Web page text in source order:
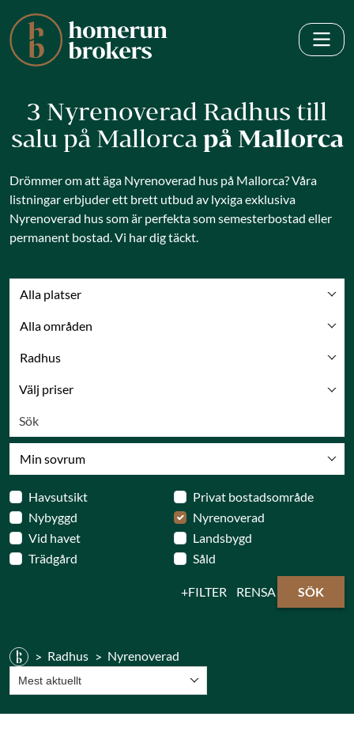
3 Nyrenoverad Radhus till
salu på Mallorca på Mallorca
Drömmer om att äga Nyrenoverad hus på Mallorca? Våra
listningar erbjuder ett brett utbud av lyxiga exklusiva
Nyrenoverad hus som är perfekta som semesterbostad eller
permanent bostad. Vi har dig täckt.
Alla platser
Alla områden
Radhus
Välj priser
Min sovrum
Havsutsikt
Privat bostadsområde
Nybyggd
Nyrenoverad
Vid havet
Landsbygd
Trädgård
Såld
FILTER RENSA SÖK
Radhus Nyrenoverad
Mest aktuellt